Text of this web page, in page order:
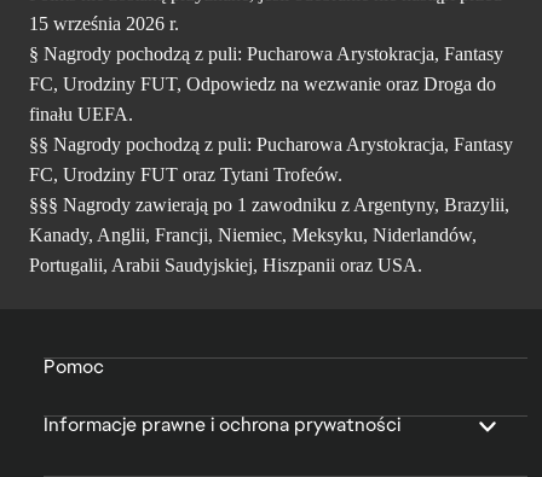
15 września 2026 r.
§ Nagrody pochodzą z puli: Pucharowa Arystokracja, Fantasy
FC, Urodziny FUT, Odpowiedz na wezwanie oraz Droga do
finału UEFA.
§§ Nagrody pochodzą z puli: Pucharowa Arystokracja, Fantasy
FC, Urodziny FUT oraz Tytani Trofeów.
§§§ Nagrody zawierają po 1 zawodniku z Argentyny, Brazylii,
Kanady, Anglii, Francji, Niemiec, Meksyku, Niderlandów,
Portugalii, Arabii Saudyjskiej, Hiszpanii oraz USA.
Pomoc
Informacje prawne i ochrona prywatności